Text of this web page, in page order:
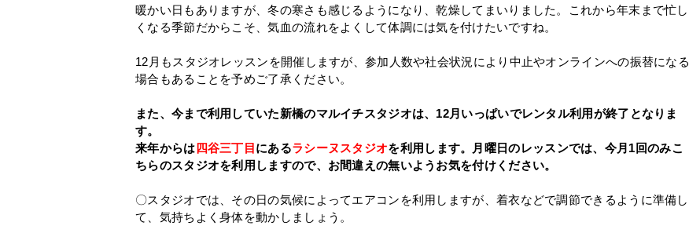
暖かい日もありますが、冬の寒さも感じるようになり、乾燥してまいりました。これから年末まで忙し
くなる季節だからこそ、気血の流れをよくして体調には気を付けたいですね。
12月もスタジオレッスンを開催しますが、参加人数や社会状況により中止やオンラインへの振替になる
場合もあることを予めご了承ください。
また、今まで利用していた新橋のマルイチスタジオは、12月いっぱいでレンタル利用が終了となりま
す。
来年からは四谷三丁目 にあるラシーヌスタジオを利用します。月曜日のレッスンでは、今月1回のみこ
ちらのスタジオを利用しますので、お間違えの無いようお気を付けください。
〇スタジオでは、その日の気候によってエアコンを利用しますが、着衣などで調節できるように準備し
て、気持ちよく身体を動かしましょう。